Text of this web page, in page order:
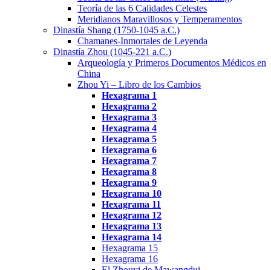
Teoría de las 6 Calidades Celestes
Meridianos Maravillosos y Temperamentos
Dinastía Shang (1750-1045 a.C.)
Chamanes-Inmortales de Leyenda
Dinastía Zhou (1045-221 a.C.)
Arqueología y Primeros Documentos Médicos en
China
Zhou Yi – Libro de los Cambios
Hexagrama 1
Hexagrama 2
Hexagrama 3
Hexagrama 4
Hexagrama 5
Hexagrama 6
Hexagrama 7
Hexagrama 8
Hexagrama 9
Hexagrama 10
Hexagrama 11
Hexagrama 12
Hexagrama 13
Hexagrama 14
Hexagrama 15
Hexagrama 16